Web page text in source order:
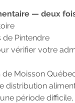
— deux
de Pintendre
vérifier votre
de Moisson
distribution
période difficile,